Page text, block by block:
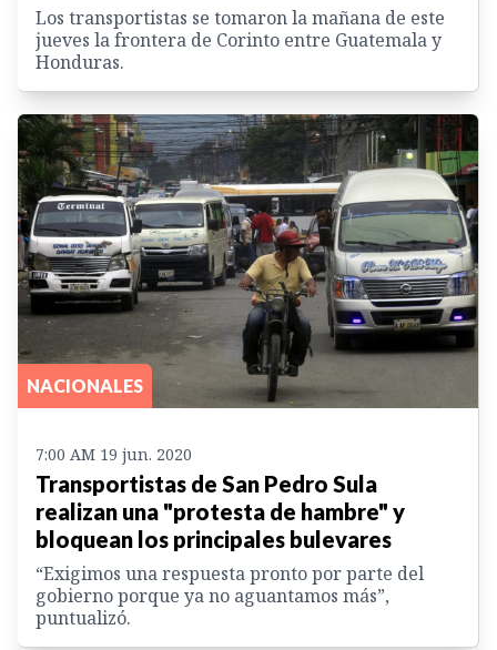
Los transportistas se tomaron la mañana de este
jueves la frontera de Corinto entre Guatemala y
Honduras.
NACIONALES
7:00 AM 19 jun. 2020
Transportistas de San Pedro Sula
realizan una "protesta de hambre" y
bloquean los principales bulevares
“Exigimos una respuesta pronto por parte del
gobierno porque ya no aguantamos más”,
puntualizó.